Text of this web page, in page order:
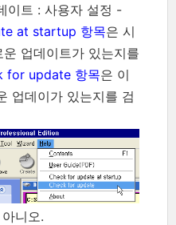
이트 : 사용자 설정 -
at startup 항목은 시
업데이트가 있는지를
for update 항목은 이
업데이가 있는지를 검
니오.